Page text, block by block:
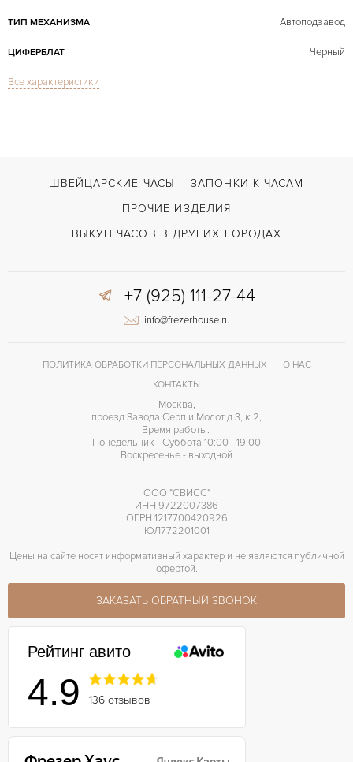
ТИП МЕХАНИЗМА Автоподзавод
ЦИФЕРБЛАТ Черный
СТЕКЛО
Застежка с помощью шипа
Все характеристики
ШВЕЙЦАРСКИЕ ЧАСЫ
ЗАПОНКИ К ЧАСАМ
ПРОЧИЕ ИЗДЕЛИЯ
ВЫКУП ЧАСОВ В ДРУГИХ ГОРОДАХ
+7 (925) 111-27-44
info@frezerhouse.ru
ПОЛИТИКА ОБРАБОТКИ ПЕРСОНАЛЬНЫХ ДАННЫХ
О НАС
КОНТАКТЫ
Москва,
проезд Завода Серп и Молот д 3, к 2,
Время работы:
Понедельник - Суббота 10:00 - 19:00
Воскресенье - выходной
ООО "СВИСС"
ИНН 9722007386
ОГРН 1217700420926
ЮЛ772201001
Цены на сайте носят информативный характер и не являются публичной
офертой.
ЗАКАЗАТЬ ОБРАТНЫЙ ЗВОНОК
Рейтинг авито
4.9 136 отзывов